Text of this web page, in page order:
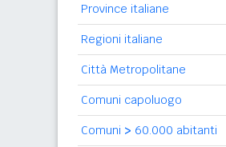
Province italiane
Regioni italiane
Città Metropolitane
Comuni capoluogo
Comuni > 60.000 abitanti